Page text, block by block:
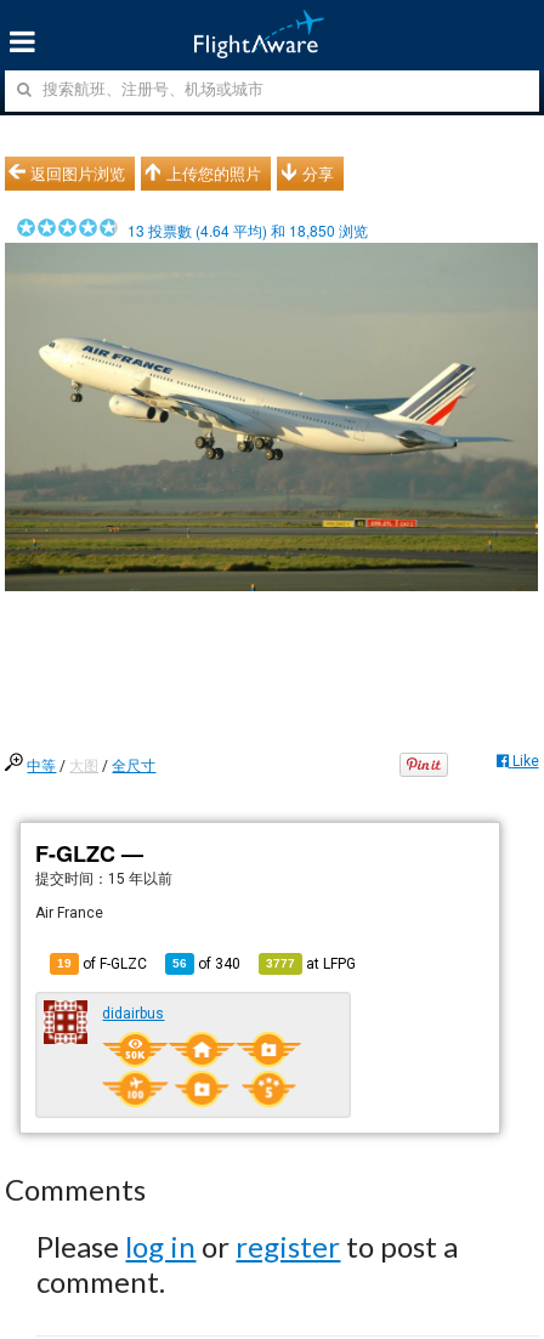
返回图片浏览 上传您的照片 分享
13 投票數 (4.64平均) 和 18,850 浏览
中等 / 大图 /全尺寸 Like
F-GLZC —
提交时间： 15 年以前
Air France
19 of F-GLZC 56 of 340 3777 atLFPG
didairbus
Comments
Please log in or register to post a
comment.